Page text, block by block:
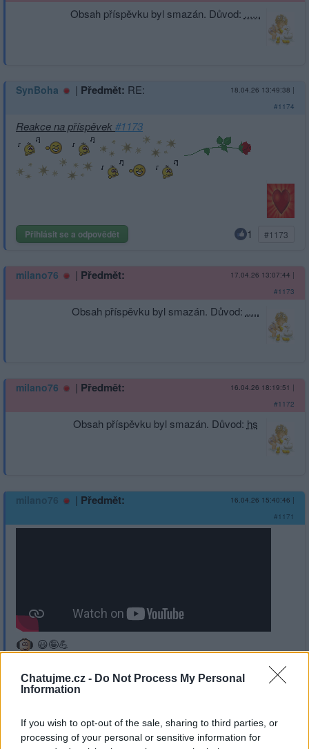
Chatujme.cz - Do Not Process My Personal
Information
If you wish to opt-out of the sale, sharing to third parties, or
processing of your personal or sensitive information for
Obsah příspěvku byl smazán. Důvod: ......
SynBoha | Předmět: RE: 18.04.26 13:49:38 |
#1174
Reakce na příspěvek#1173
Přihlásit se a odpovědět 1 #1173
milano76 | Předmět: 17.04.26 13:07:44 |
#1173
Obsah příspěvku byl smazán. Důvod: .....
milano76 | Předmět: 16.04.26 18:19:51 |
#1172
Obsah příspěvku byl smazán. Důvod: hs
milano76 | Předmět: 16.04.26 15:40:46 |
#1171
😃🤪💪